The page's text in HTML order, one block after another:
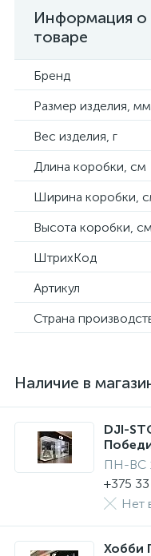
Информация о
товаре
Бренд
Размер изделия, мм
Вес изделия, г
Длина коробки, см
Ширина коробки,
Высота коробки, см
ШтрихКод
Артикул
Страна
Наличие в
DJI-
ПН-ВС
+375
Нет
Хобби